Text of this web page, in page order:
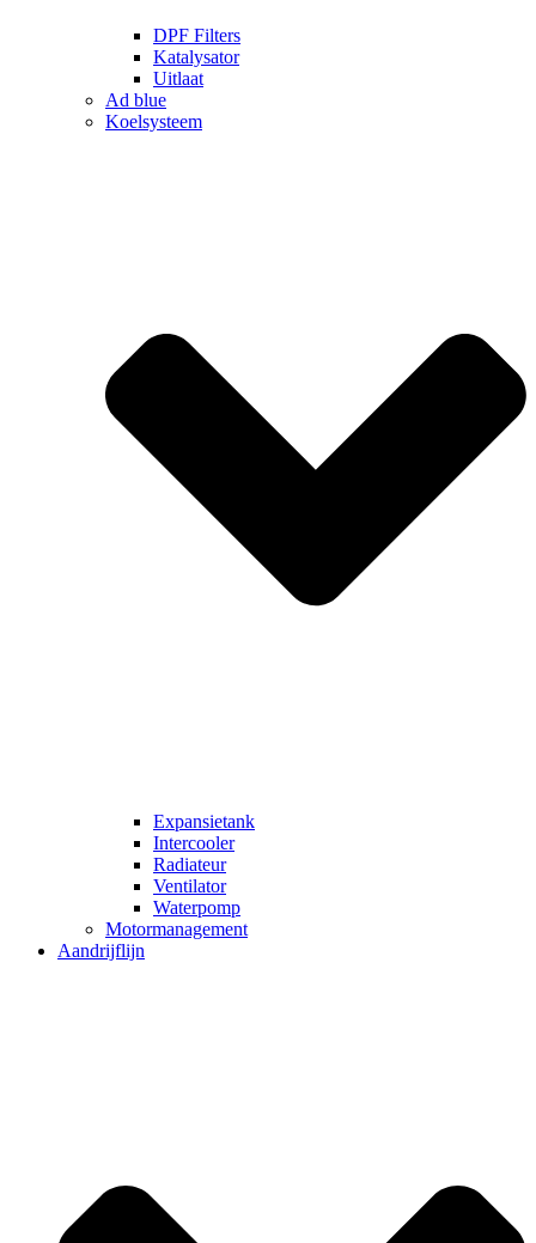
DPF Filters
Katalysator
Uitlaat
Ad blue
Koelsysteem
Expansietank
Intercooler
Radiateur
Ventilator
Waterpomp
Motormanagement
Aandrijflijn